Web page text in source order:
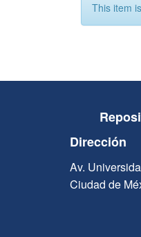
This item
Dirección
Av.
Ciudad de